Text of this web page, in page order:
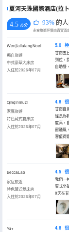
夏河天珠國際酒店(拉
4.5 /5分 93% 的
WenjialiulangNoel
獨自旅遊
中式豪華大床房
入住於2026年07月
5.0
甘南五
到位，
自助餐
Qinqinmuzi
家庭旅遊
特色藏式雙床房
入住於2026年07月
4.8
甘南自
經長廊
度高，
窗通風
客值得
BeccaLao
家庭旅遊
特色藏式雙床房
入住於2026年07月
4.5
我們一
棄式坐
8天在
Yu+
4.8